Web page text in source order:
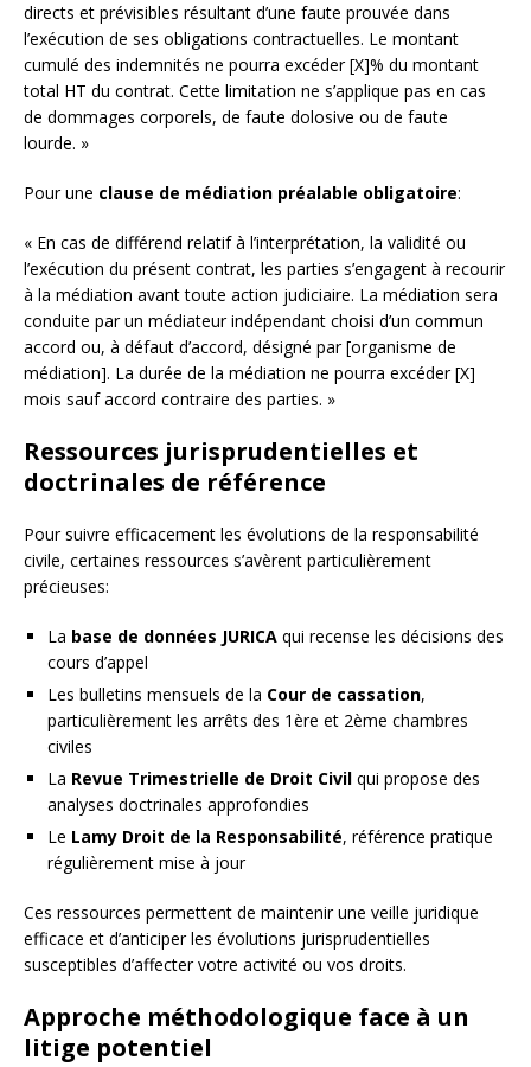
directs et prévisibles résultant d’une faute prouvée dans
l’exécution de ses obligations contractuelles. Le montant
cumulé des indemnités ne pourra excéder [X]% du montant
total HT du contrat. Cette limitation ne s’applique pas en cas
de dommages corporels, de faute dolosive ou de faute
lourde. »
Pour une clause de médiation préalable obligatoire:
« En cas de différend relatif à l’interprétation, la validité ou
l’exécution du présent contrat, les parties s’engagent à recourir
à la médiation avant toute action judiciaire. La médiation sera
conduite par un médiateur indépendant choisi d’un commun
accord ou, à défaut d’accord, désigné par [organisme de
médiation]. La durée de la médiation ne pourra excéder [X]
mois sauf accord contraire des parties. »
Ressources jurisprudentielles et
doctrinales de référence
Pour suivre efficacement les évolutions de la responsabilité
civile, certaines ressources s’avèrent particulièrement
précieuses:
La base de données JURICA qui recense les décisions des
cours d’appel
Les bulletins mensuels de la Cour de cassation,
particulièrement les arrêts des 1ère et 2ème chambres
civiles
La Revue Trimestrielle de Droit Civil qui propose des
analyses doctrinales approfondies
Le Lamy Droit de la Responsabilité, référence pratique
régulièrement mise à jour
Ces ressources permettent de maintenir une veille juridique
efficace et d’anticiper les évolutions jurisprudentielles
susceptibles d’affecter votre activité ou vos droits.
Approche méthodologique face à un
litige potentiel